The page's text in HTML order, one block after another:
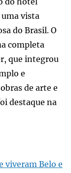
uma vista
do Brasil. O
completa
que integrou
e
de arte e
destaque na
viveram Belo e